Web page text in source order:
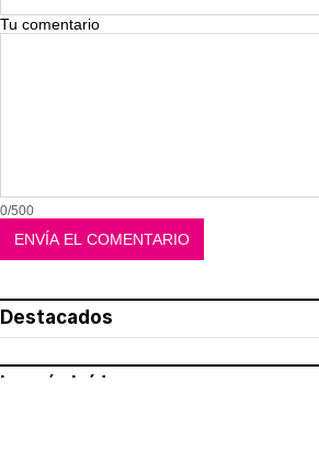
Tu comentario
0/500
Destacados
Lo más leído